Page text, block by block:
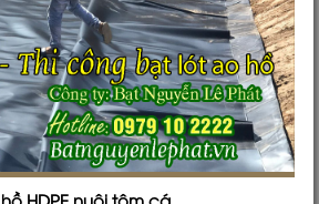
HDPE nuôi tôm cá